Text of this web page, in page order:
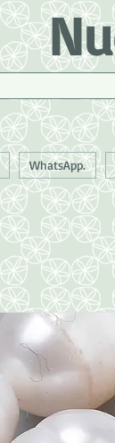
WhatsApp.